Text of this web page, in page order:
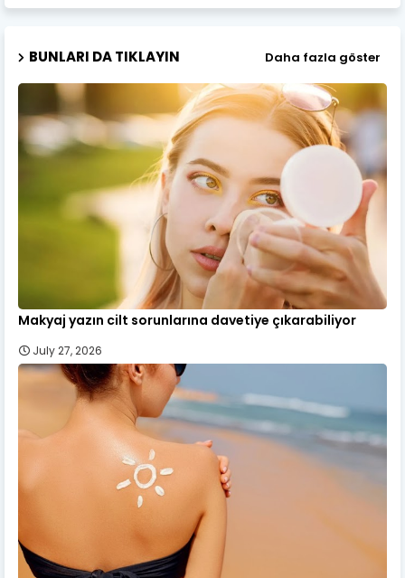
BUNLARI DA TIKLAYIN Daha fazla göster
Makyaj yazın cilt sorunlarına davetiye çıkarabiliyor
July 27, 2026